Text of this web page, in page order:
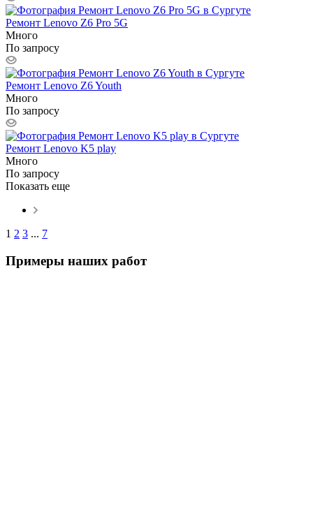
Ремонт Lenovo Z6 Pro 5G
Много
По запросу
Ремонт Lenovo Z6 Youth
Много
По запросу
Ремонт Lenovo K5 play
Много
По запросу
Показать еще
1 2 3 ... 7
Примеры наших работ